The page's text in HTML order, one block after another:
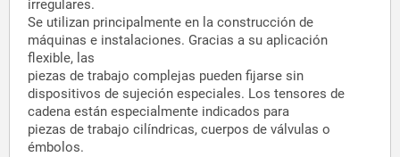
irregulares.
Se utilizan principalmente en la construcción de
máquinas e instalaciones. Gracias a su aplicación
flexible, las
piezas de trabajo complejas pueden fijarse sin
dispositivos de sujeción especiales. Los tensores de
cadena están especialmente indicados para
piezas de trabajo cilíndricas, cuerpos de válvulas o
émbolos.